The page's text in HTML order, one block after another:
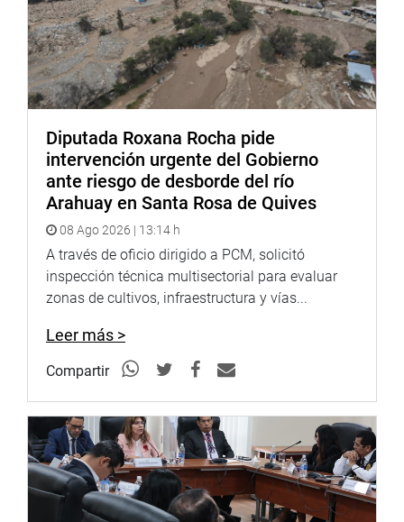
Diputada Roxana Rocha pide
intervención urgente del Gobierno
ante riesgo de desborde del río
Arahuay en Santa Rosa de Quives
08 Ago 2026 | 13:14 h
A través de oficio dirigido a PCM, solicitó
inspección técnica multisectorial para evaluar
zonas de cultivos, infraestructura y vías...
Leer más >
Compartir